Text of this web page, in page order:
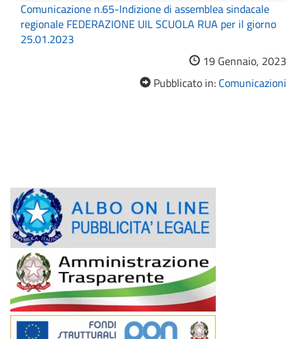
Comunicazione n.65-Indizione di assemblea sindacale
regionale FEDERAZIONE UIL SCUOLA RUA per il giorno
25.01.2023
19 Gennaio, 2023
Pubblicato in: Comunicazioni